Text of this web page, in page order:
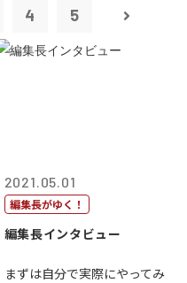
4 5
2021.05.01
編集長がゆく！
編集長インタビュー
まずは自分で実際にやってみ